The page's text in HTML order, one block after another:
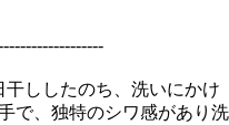
ししたのち、洗いにかけ
で、独特のシワ感があり洗